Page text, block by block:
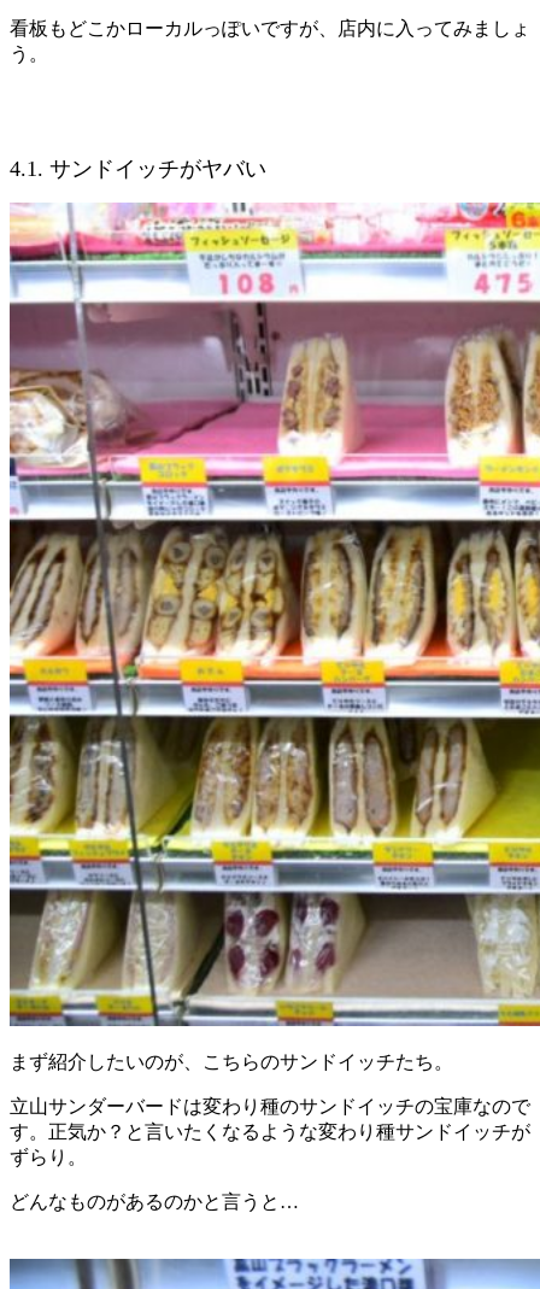
看板もどこかローカルっぽいですが、店内に入ってみましょ
う。
4.1. サンドイッチがヤバい
まず紹介したいのが、こちらのサンドイッチたち。
立山サンダーバードは変わり種のサンドイッチの宝庫なので
す。正気か？と言いたくなるような変わり種サンドイッチが
ずらり。
どんなものがあるのかと言うと…